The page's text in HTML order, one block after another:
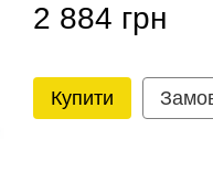
2 884 грн
Купити